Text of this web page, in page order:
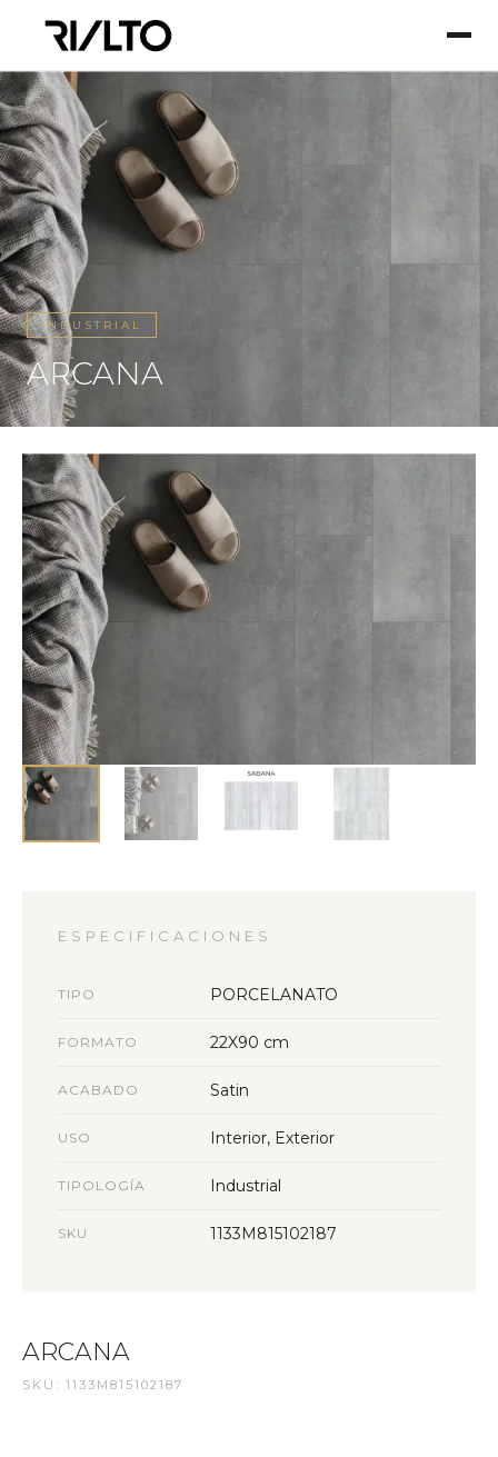
INDUSTRIAL
ARCANA
ESPECIFICACIONES
TIPO PORCELANATO
FORMATO 22X90 cm
ACABADO Satin
USO Interior, Exterior
TIPOLOGÍA Industrial
SKU 1133M815102187
ARCANA
SKU: 1133M815102187